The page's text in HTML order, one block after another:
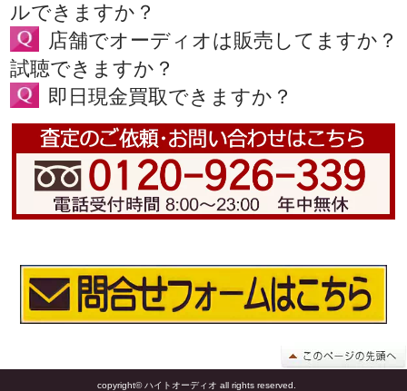
ルできますか？
店舗でオーディオは販売してますか？
試聴できますか？
即日現金買取できますか？
copyright© ハイトオーディオ all rights reserved.